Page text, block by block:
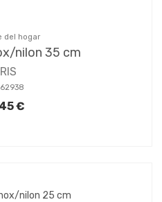
del hogar
nilon 35 cm
IRIS
€